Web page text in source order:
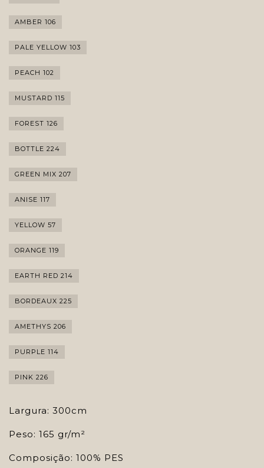
AMBER 106
PALE YELLOW 103
PEACH 102
MUSTARD 115
FOREST 126
BOTTLE 224
GREEN MIX 207
ANISE 117
YELLOW 57
ORANGE 119
EARTH RED 214
BORDEAUX 225
AMETHYS 206
PURPLE 114
PINK 226
Largura: 300cm
Peso: 165 gr/m²
Composição: 100% PES